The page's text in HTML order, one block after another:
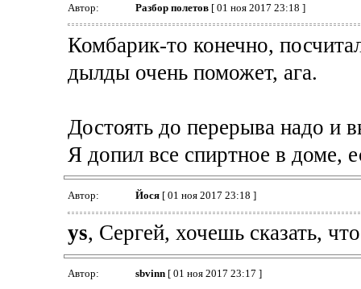
Автор: Разбор полетов[ 01 ноя 2017 23:18 ]
Комбарик-то конечно,
дылды очень поможет, ага.
Достоять до перерыва надо и
Я допил все спиртное в доме,
Автор: Йося[ 01 ноя 2017 23:18 ]
ys, Сергей, хочешь сказать,
Автор: sbvinn[ 01 ноя 2017 23:17 ]